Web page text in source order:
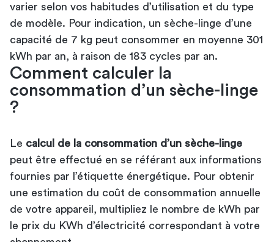
varier selon vos habitudes d’utilisation et du type
de modèle. Pour indication, un sèche-linge d’une
capacité de 7 kg peut consommer en moyenne 301
kWh par an, à raison de 183 cycles par an.
Comment calculer la
consommation d’un sèche-linge
?
Le calcul de la consommation d’un sèche-linge
peut être effectué en se référant aux informations
fournies par l’étiquette énergétique. Pour obtenir
une estimation du coût de consommation annuelle
de votre appareil, multipliez le nombre de kWh par
le prix du KWh d’électricité correspondant à votre